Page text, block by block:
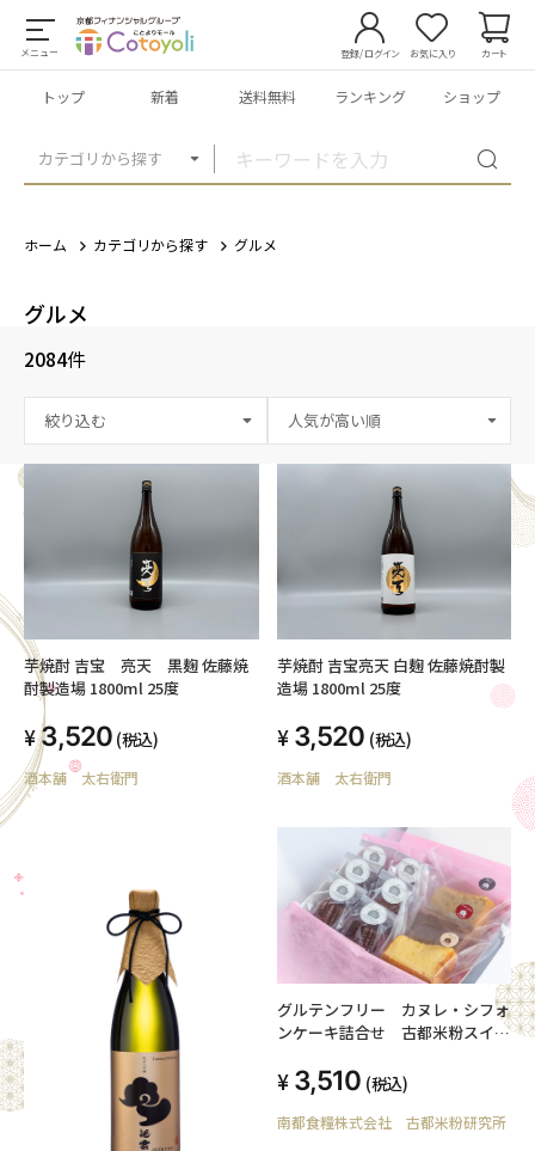
メニュー
カテゴリから探す
登録/ログイン お気に入り カート
トップ 新着 送料無料 ランキング ショップ
ホーム カテゴリから探す グルメ
グルメ
2084件
絞り込む
芋焼酎 吉宝 亮天 黒麹 佐藤焼
酎製造場 1800ml 25度
3,520 (税込)
酒本舗 太右衛門
芋焼酎 吉宝亮天 白麹 佐藤焼酎製
造場 1800ml 25度
3,520 (税込)
酒本舗 太右衛門
グルテンフリー カヌレ・シフォ
ンケーキ詰合せ 古都米粉スイー
3,510 (税込)
南都食糧株式会社 古都米粉研究所